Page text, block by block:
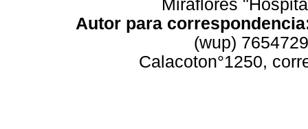
Miraflores
Autor para
(wup)
Calacoton°1250,